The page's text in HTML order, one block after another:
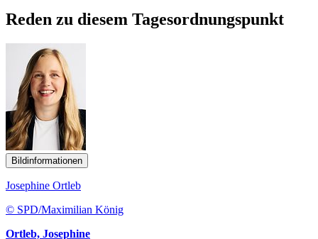
Reden zu diesem Tagesordnungspunkt
Bildinformationen
Josephine Ortleb
© SPD/Maximilian König
Ortleb, Josephine